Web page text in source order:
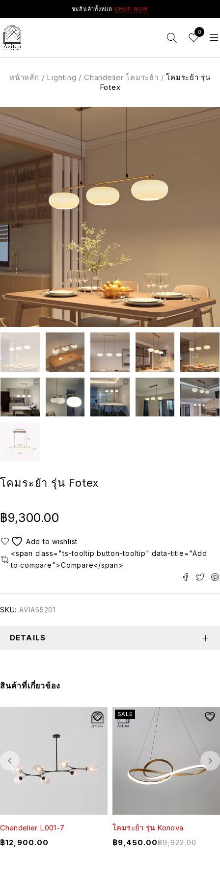
ชมสินค้าทั้งหมด SHOP NOW
0
หน้าหลัก / Lighting / Chandelier โคมระย้า / โคมระย้า รุ่น
Fotex
โคมระย้า รุ่น Fotex
฿9,300.00
<span class="ts-tooltip button-tooltip" data-title="Add
to compare">Compare</span>
SKU: AVIA55201
DETAILS
สินค้าที่เกี่ยวข้อง
Chandelier L001-7
฿12,900.00
SALE
โคมระย้า รุ่น Konova
฿9,922.00
฿9,450.00